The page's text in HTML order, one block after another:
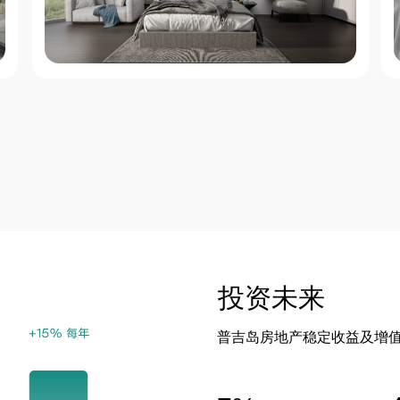
普吉岛房地产稳定收益及增
投资未来